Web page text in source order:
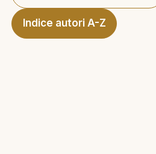
Indice autori A-Z